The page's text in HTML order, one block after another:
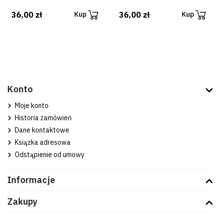
36,00 zł Kup 36,00 zł Kup
Konto
Moje konto
Historia zamówień
Dane kontaktowe
Książka adresowa
Odstąpienie od umowy
Informacje
Zakupy